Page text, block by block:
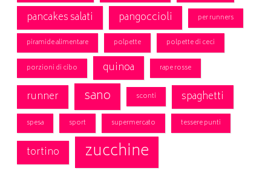
pancakes salati
pangoccioli per runners
piramide alimentare polpette polpette di ceci
porzioni di cibo quinoa rape rosse
runner sano sconti spaghetti
spesa sport supermercato tessere punti
tortino zucchine